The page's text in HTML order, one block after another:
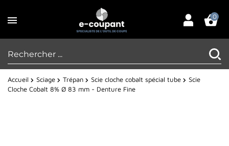
0
Accueil Sciage Trépan Scie cloche cobalt spécial tube
Scie
Cloche Cobalt 8% Ø 83 mm - Denture Fine